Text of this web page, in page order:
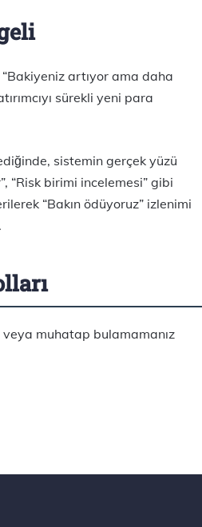
artıyor ama daha
sürekli yeni para
sistemin gerçek yüzü
“Risk birimi incelemesi” gibi
“Bakın ödüyoruz” izlenimi
veya muhatap bulamamanız